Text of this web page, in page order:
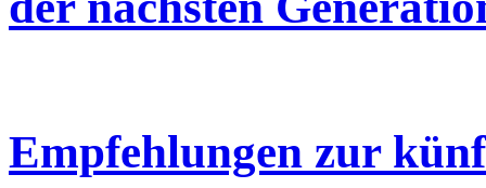
Empfehlungen zur